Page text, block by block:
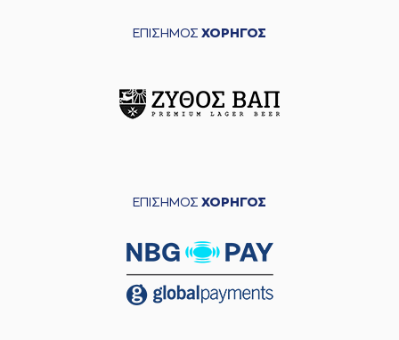
ΕΠΙΣΗΜΟΣ ΧΟΡΗΓΟΣ
ΕΠΙΣΗΜΟΣ ΧΟΡΗΓΟΣ